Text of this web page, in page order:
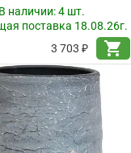
наличии:4 шт.
поставка 18.08.26г.
3 703 ₽
shopping_cart